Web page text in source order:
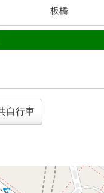
板橋
自行車